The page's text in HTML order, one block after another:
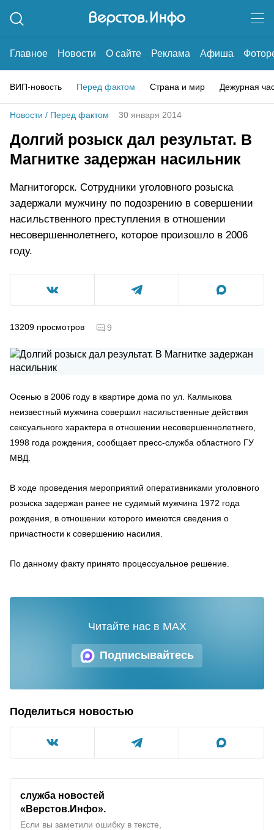
Главное Новости О сайте Реклама Афиша
ВИП-новость Перед фактом Страна и мир Дежурная
Новости / Перед фактом 30 января 2014
Долгий розыск дал результат. В
Магнитке задержан насильник
Магнитогорск. Сотрудники уголовного розыска
задержали мужчину по подозрению в совершении
насильственного преступления в отношении
несовершеннолетнего, которое произошло в 2006
году.
13209 просмотров 9
Осенью в 2006 году в квартире дома по ул. Калмыкова
неизвестный мужчина совершил насильственные действия
сексуального характера в отношении несовершеннолетнего,
1998 года рождения, сообщает пресс-служба областного ГУ
МВД.
В ходе проведения мероприятий оперативниками уголовного
розыска задержан ранее не судимый мужчина 1972 года
рождения, в отношении которого имеются сведения о
причастности к совершению насилия.
По данному факту принято процессуальное решение.
Подписывайтесь
Читайте нас в MAX
Поделиться новостью
служба новостей
«Верстов.Инфо».
Если вы заметили ошибку в тексте,